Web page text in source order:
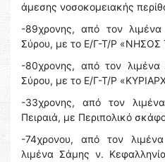
άμεσης νοσοκομειακής
-89χρονης, από τον
Σύρου, με το Ε/Γ-Τ/Ρ
-80χρονης, από τον
Σύρου, με το Ε/Γ-Τ/Ρ
-33χρονης, από τον
Πειραιά, με Περιπολικό
-74χρονου, από τον
λιμένα Σάμης ν.